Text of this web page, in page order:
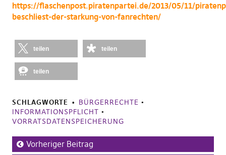
https://flaschenpost.piratenpartei.de/2013/05/11/
beschliest-der-starkung-von-fanrechten/
teilen teilen
teilen
SCHLAGWORTE BÜRGERRECHTE •
INFORMATIONSPFLICHT •
VORRATSDATENSPEICHERUNG
Vorheriger Beitrag